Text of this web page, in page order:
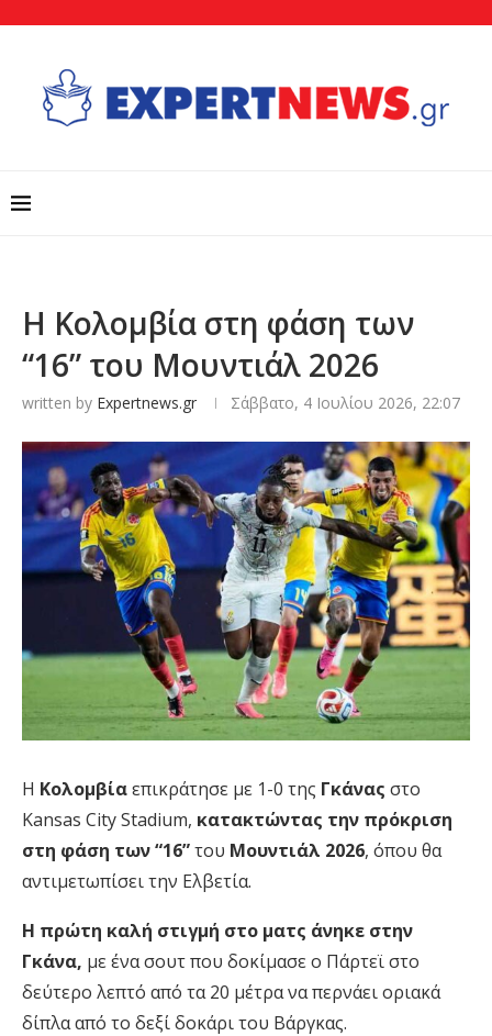
Η Κολομβία στη φάση των
“16” του Μουντιάλ 2026
written by Expertnews.gr Σάββατο, 4 Ιουλίου 2026, 22:07
Η Κολομβίαεπικράτησε με 1-0 της Γκάνας στο
Kansas City Stadium, κατακτώντας την πρόκριση
στη φάση των “16”του Μουντιάλ 2026, όπου θα
αντιμετωπίσει την Ελβετία.
Η πρώτη καλή στιγμή στο ματς άνηκε στην
Γκάνα, με ένα σουτ που δοκίμασε ο Πάρτεϊ στο
δεύτερο λεπτό από τα 20 μέτρα να περνάει οριακά
δίπλα από το δεξί δοκάρι του Βάργκας.